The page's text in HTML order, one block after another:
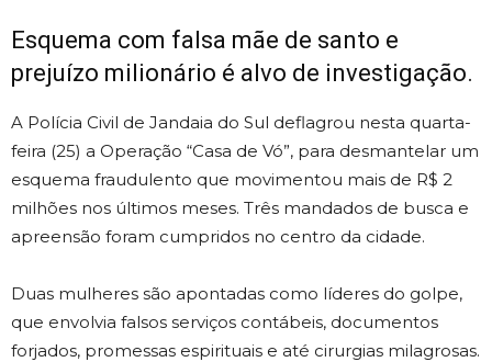
Esquema com falsa mãe de santo e
prejuízo milionário é alvo de investigação.
A Polícia Civil de Jandaia do Sul deflagrou nesta quarta-
feira (25) a Operação “Casa de Vó”, para desmantelar um
esquema fraudulento que movimentou mais de R$ 2
milhões nos últimos meses. Três mandados de busca e
apreensão foram cumpridos no centro da cidade.
Duas mulheres são apontadas como líderes do golpe,
que envolvia falsos serviços contábeis, documentos
forjados, promessas espirituais e até cirurgias milagrosas.